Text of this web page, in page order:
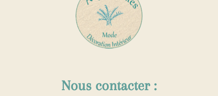
Nous contacter :